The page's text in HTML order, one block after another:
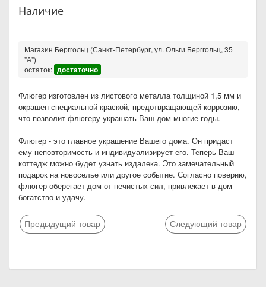
Наличие
Магазин Берггольц (Санкт-Петербург, ул. Ольги Берггольц, 35
"А")
остаток: достаточно
Флюгер изготовлен из листового металла толщиной 1,5 мм и
окрашен специальной краской, предотвращающей коррозию,
что позволит флюгеру украшать Ваш дом многие годы.
Флюгер - это главное украшение Вашего дома. Он придаст
ему неповторимость и индивидуализирует его. Теперь Ваш
коттедж можно будет узнать издалека. Это замечательный
подарок на новоселье или другое событие. Согласно поверию,
флюгер оберегает дом от нечистых сил, привлекает в дом
богатство и удачу.
Предыдущий товар Следующий товар